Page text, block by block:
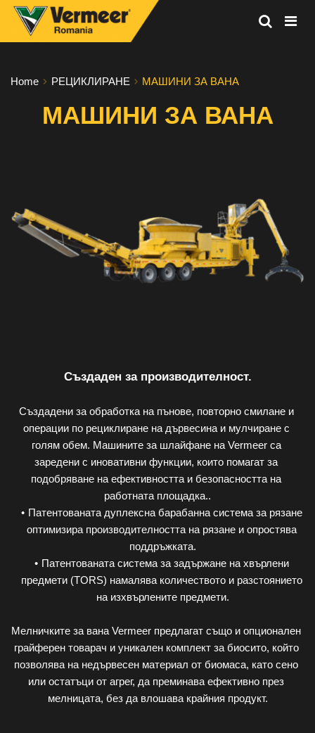
Home РЕЦИКЛИРАНЕ МАШИНИ ЗА ВАНА
МАШИНИ ЗА ВАНА
Създаден за производителност.
Създадени за обработка на пънове, повторно смилане и
операции по рециклиране на дървесина и мулчиране с
голям обем. Машините за шлайфане на Vermeer са
заредени с иновативни функции, които помагат за
подобряване на ефективността и безопасността на
работната площадка..
Патентованата дуплексна барабанна система за рязане
оптимизира производителността на рязане и опростява
поддръжката.
Патентованата система за задържане на хвърлени
предмети (TORS) намалява количеството и разстоянието
на изхвърлените предмети.
Мелничките за вана Vermeer предлагат също и опционален
грайферен товарач и уникален комплект за биосито, който
позволява на недървесен материал от биомаса, като сено
или остатъци от агрег, да преминава ефективно през
мелницата, без да влошава крайния продукт.